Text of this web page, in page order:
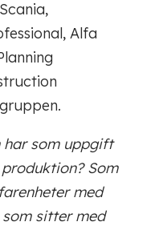
Alfa
som uppgift
Som
med
sitter med